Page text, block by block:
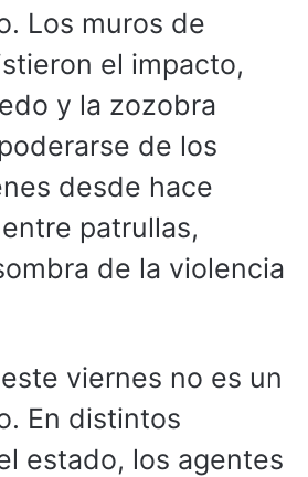
Los muros de
el impacto,
y la zozobra
de los
desde hace
patrullas,
de la violencia
viernes no es un
En distintos
estado, los agentes